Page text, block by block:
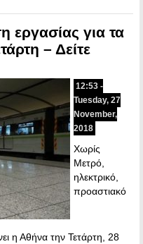
εργασίας για τα
– Δείτε
12:53 -
Tuesday, 27
November,
2018
Χωρίς
Mετρό,
ηλεκτρικό,
προαστιακό
η Αθήνα την Τετάρτη, 28